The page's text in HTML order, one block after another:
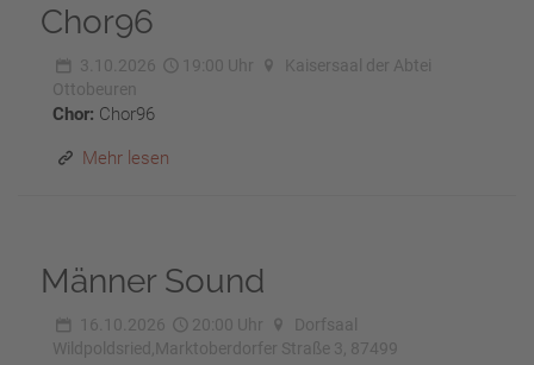
Chor96
3.10.2026 19:00 Uhr
Kaisersaal der Abtei
Ottobeuren
Chor: Chor96
Mehr lesen
Männer Sound
16.10.2026 20:00 Uhr
Dorfsaal
Wildpoldsried,Marktoberdorfer Straße 3, 87499